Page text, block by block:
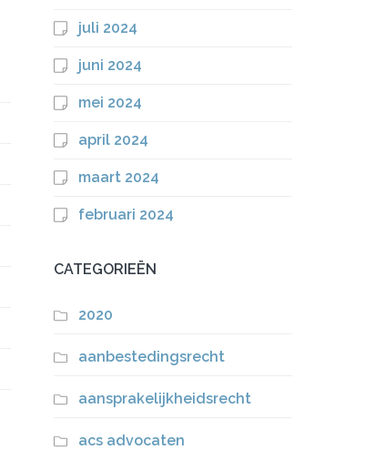
juli 2024
juni 2024
mei 2024
april 2024
maart 2024
februari 2024
CATEGORIEËN
2020
aanbestedingsrecht
aansprakelijkheidsrecht
acs advocaten